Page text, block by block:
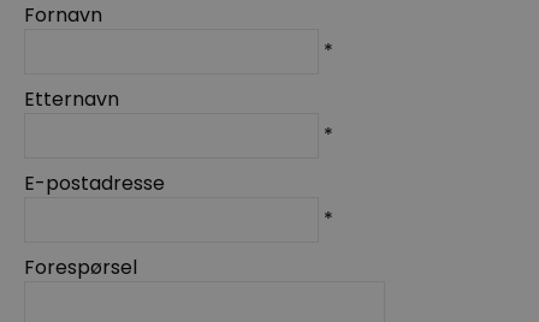
Fornavn
*
Etternavn
*
E-postadresse
*
Forespørsel